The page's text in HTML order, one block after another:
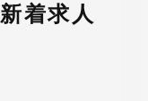
着求人